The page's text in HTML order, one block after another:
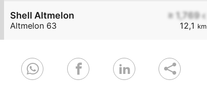
≥ 1,769 €
12,1 km
Shell Altmelon
Altmelon 63